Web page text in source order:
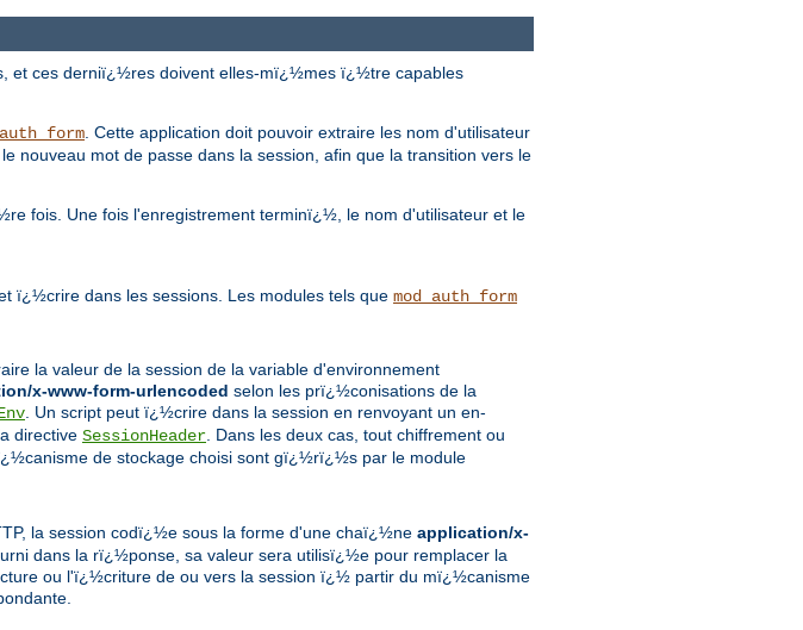
et ces derniï¿½res doivent elles-mï¿½mes ï¿½tre capables
. Cette application doit pouvoir extraire les nom d'utilisateur
mot de passe dans la session, afin que la transition vers le
fois. Une fois l'enregistrement terminï¿½, le nom d'utilisateur et le
ï¿½crire dans les sessions. Les modules tels que mod_auth_form
la valeur de la session de la variable d'environnement
x-www-form-urlencoded selon les prï¿½conisations de la
. Un script peut ï¿½crire dans la session en renvoyant un en-
directive SessionHeader . Dans les deux cas, tout chiffrement ou
de stockage choisi sont gï¿½rï¿½s par le module
la session codï¿½e sous la forme d'une chaï¿½ne application/x-
dans la rï¿½ponse, sa valeur sera utilisï¿½e pour remplacer la
ou l'ï¿½criture de ou vers la session ï¿½ partir du mï¿½canisme